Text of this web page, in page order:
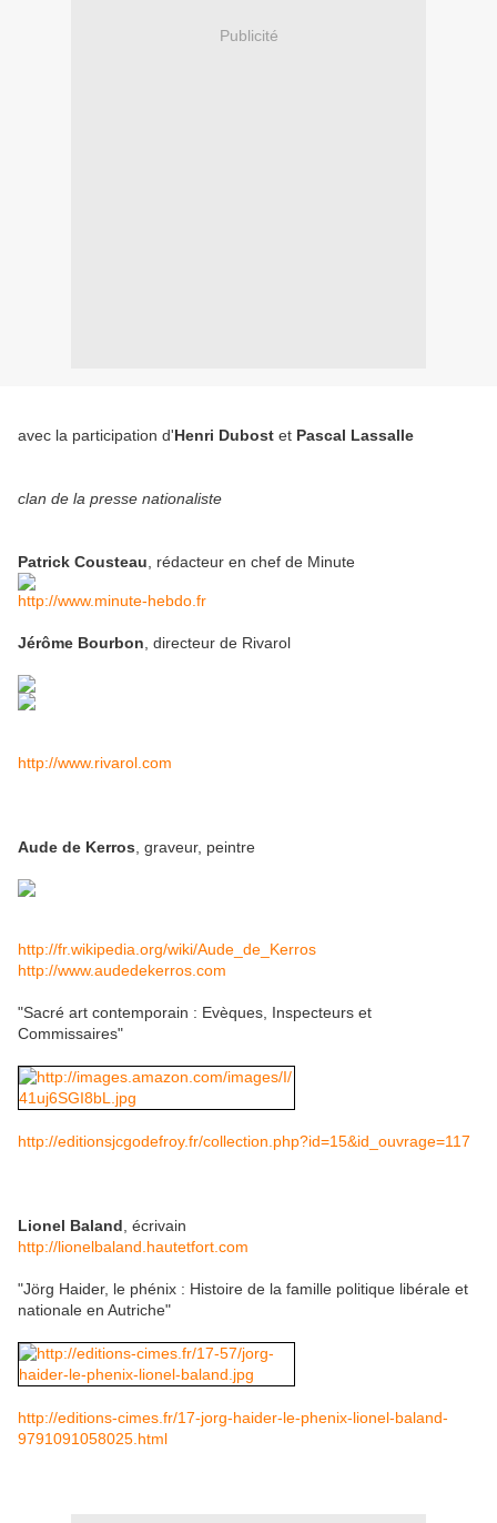
Publicité
avec la participation d'Henri Dubost et Pascal Lassalle
clan de la presse nationaliste
Patrick Cousteau , rédacteur en chef de Minute
http://www.minute-hebdo.fr
Jérôme Bourbon , directeur de Rivarol
http://www.rivarol.com
Aude de Kerros , graveur, peintre
http://fr.wikipedia.org/wiki/Aude_de_Kerros
http://www.audedekerros.com
"Sacré art contemporain : Evèques, Inspecteurs et
Commissaires"
http://editionsjcgodefroy.fr/collection.php?id=15&id_ouvrage=117
Lionel Baland , écrivain
http://lionelbaland.hautetfort.com
"Jörg Haider, le phénix : Histoire de la famille politique libérale et
nationale en Autriche"
http://editions-cimes.fr/17-jorg-haider-le-phenix-lionel-baland-
9791091058025.html